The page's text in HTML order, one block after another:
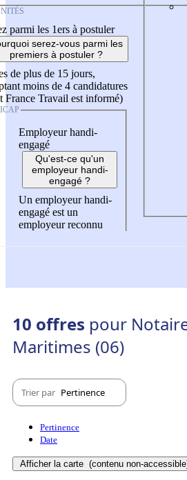
parmi les 1ers à postuler
serez-vous parmi les
premiers à postuler ?
de plus de 15 jours,
moins de 4 candidatures
France Travail est informé)
Employeur handi-
engagé
Qu'est-ce qu'un
employeur handi-
engagé ?
Un employeur handi-
engagé est un
employeur reconnu
10 offres pour
Maritimes (06)
Trier par Pertinence
Pertinence
Date
Afficher la carte (contenu non-